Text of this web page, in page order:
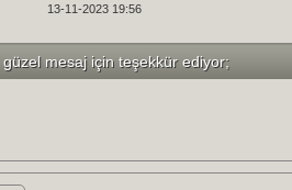
13-11-2023 19:56
mesaj için teşekkür ediyor;